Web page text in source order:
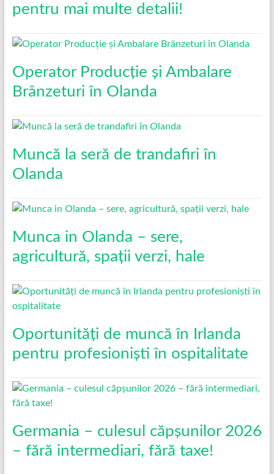
pentru mai multe detalii!
Operator Producție și Ambalare
Brânzeturi în Olanda
Muncă la seră de trandafiri în
Olanda
Munca in Olanda – sere,
agricultură, spații verzi, hale
Oportunități de muncă în Irlanda
pentru profesioniști în ospitalitate
Germania – culesul căpșunilor 2026
– fără intermediari, fără taxe!